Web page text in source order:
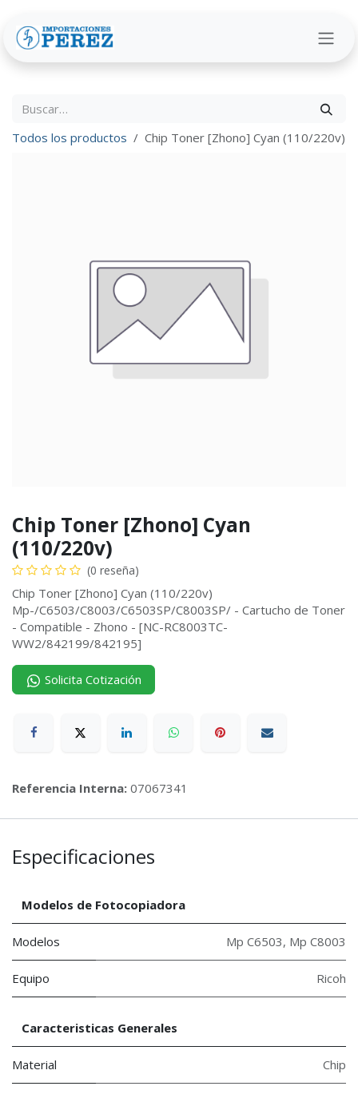
Todos los productos Chip Toner [Zhono] Cyan (110/220v)
Chip Toner [Zhono] Cyan
(110/220v)
(0 reseña)
Chip Toner [Zhono] Cyan (110/220v)
Mp-/C6503/C8003/C6503SP/C8003SP/ - Cartucho de Toner
- Compatible - Zhono - [NC-RC8003TC-
WW2/842199/842195]
Solicita Cotización
Referencia Interna: 07067341
Especificaciones
Modelos de Fotocopiadora
Modelos Mp C6503, Mp C8003
Equipo Ricoh
Caracteristicas Generales
Material Chip